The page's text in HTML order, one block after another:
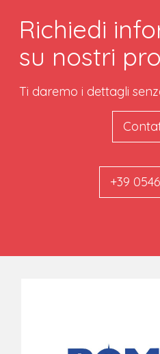
Richiedi
su nostri
Ti daremo i dettagli
+39